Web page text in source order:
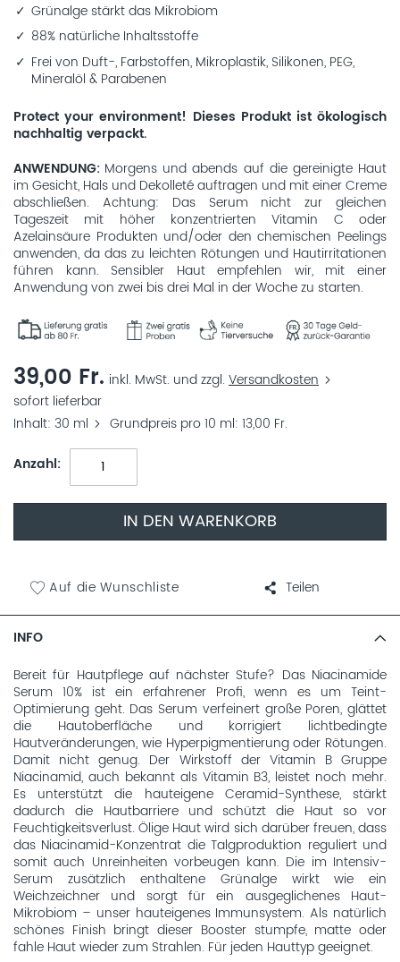
Grünalge stärkt das Mikrobiom
88% natürliche Inhaltsstoffe
Frei von Duft-, Farbstoffen, Mikroplastik, Silikonen, PEG,
Mineralöl & Parabenen
Protect your environment! Dieses Produkt ist ökologisch
nachhaltig verpackt.
ANWENDUNG Morgens und abends auf die gereinigte Haut
im Gesicht, Hals und Dekolleté auftragen und mit einer Creme
abschließen. Achtung: Das Serum nicht zur gleichen
Tageszeit mit höher konzentrierten Vitamin C oder
Azelainsäure Produkten und/oder den chemischen Peelings
anwenden, da das zu leichten Rötungen und Hautirritationen
führen kann. Sensibler Haut empfehlen wir, mit einer
Anwendung von zwei bis drei Mal in der Woche zu starten.
39,00 Fr. inkl. MwSt. und zzgl. Versandkosten
sofort lieferbar
Inhalt 30 ml Grundpreis pro 10 ml 13,00 Fr.
Anzahl
IN DEN WARENKORB
Auf die Wunschliste Teilen
INFO
Bereit für Hautpflege auf nächster Stufe? Das Niacinamide
Serum 10% ist ein erfahrener Profi, wenn es um Teint-
Optimierung geht. Das Serum verfeinert große Poren, glättet
die Hautoberfläche und korrigiert lichtbedingte
Hautveränderungen, wie Hyperpigmentierung oder Rötungen.
Damit nicht genug. Der Wirkstoff der Vitamin B Gruppe
Niacinamid, auch bekannt als Vitamin B3, leistet noch mehr.
Es unterstützt die hauteigene Ceramid-Synthese, stärkt
dadurch die Hautbarriere und schützt die Haut so vor
Feuchtigkeitsverlust. Ölige Haut wird sich darüber freuen, dass
das Niacinamid-Konzentrat die Talgproduktion reguliert und
somit auch Unreinheiten vorbeugen kann. Die im Intensiv-
Serum zusätzlich enthaltene Grünalge wirkt wie ein
Weichzeichner und sorgt für ein ausgeglichenes Haut-
Mikrobiom – unser hauteigenes Immunsystem. Als natürlich
schönes Finish bringt dieser Booster stumpfe, matte oder
fahle Haut wieder zum Strahlen. Für jeden Hauttyp geeignet.